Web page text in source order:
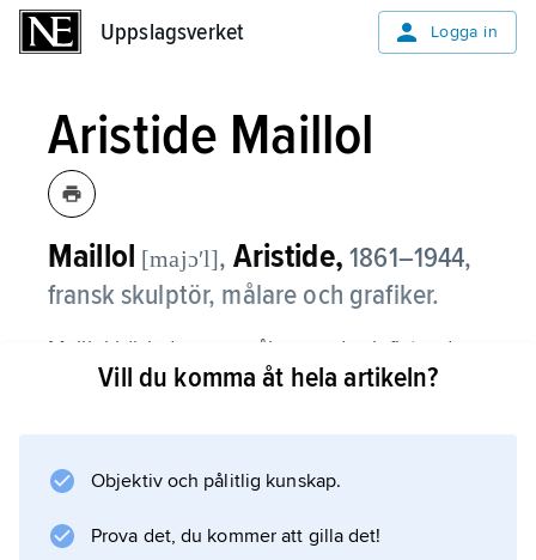
Uppslagsverket Logga in
Aristide Maillol
Maillol [majɔʹl], Aristide, 1861–1944,
fransk skulptör, målare och grafiker.
Maillol började som målare under inflytande
av Gauguin och tillhörde en tid den
men på grund av en ögonsjukdom kom han
skulptur. I centrum för hans skapande står den
Vill du komma åt hela artikeln?
Objektiv och pålitlig kunskap.
Prova det, du kommer att gilla det!